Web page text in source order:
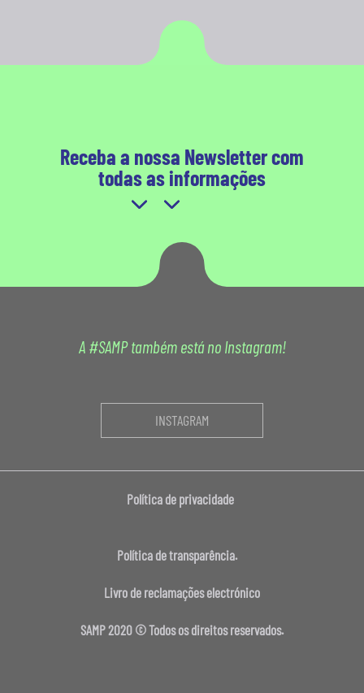
Receba a nossa Newsletter com
todas as informações
A #SAMP também está no Instagram!
INSTAGRAM
Política de privacidade
Política de transparência.
Livro de reclamações electrónico
SAMP 2020 © Todos os direitos reservados.